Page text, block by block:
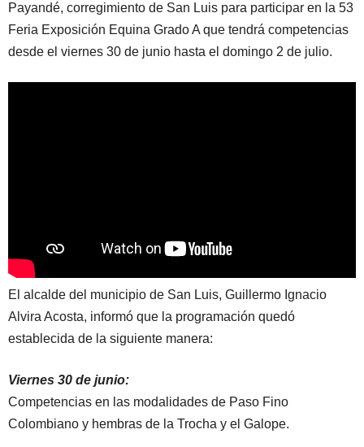
Payandé, corregimiento de San Luis para participar en la 53
Feria Exposición Equina Grado A que tendrá competencias
desde el viernes 30 de junio hasta el domingo 2 de julio.
El alcalde del municipio de San Luis, Guillermo Ignacio
Alvira Acosta, informó que la programación quedó
establecida de la siguiente manera:
Viernes 30 de junio:
Competencias en las modalidades de Paso Fino
Colombiano y hembras de la Trocha y el Galope.